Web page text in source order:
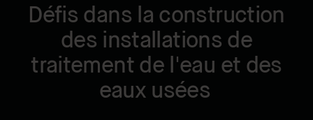
Défis dans la construction
des installations de
traitement de l'eau et des
eaux usées